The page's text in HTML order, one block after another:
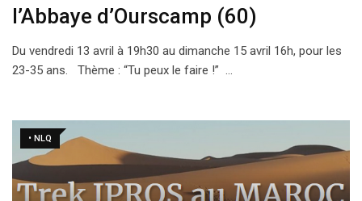
l’Abbaye d’Ourscamp (60)
Du vendredi 13 avril à 19h30 au dimanche 15 avril 16h, pour les
23-35 ans. Thème : “Tu peux le faire !” …
• NLQ